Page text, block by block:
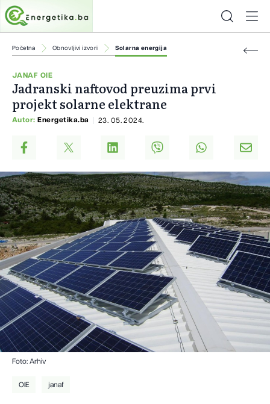
Početna Obnovljivi izvori Solarna energija
JANAF OIE
Jadranski naftovod preuzima prvi
projekt solarne elektrane
Autor: Energetika.ba 23. 05. 2024.
Foto: Arhiv
OIE janaf